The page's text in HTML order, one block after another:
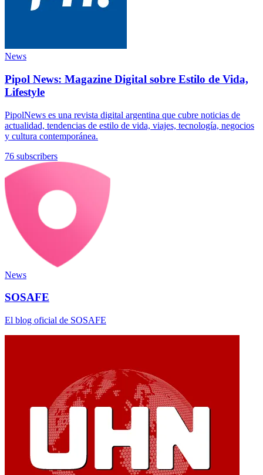
News
Pipol News: Magazine Digital sobre Estilo de Vida,
Lifestyle
PipolNews es una revista digital argentina que cubre noticias de
actualidad, tendencias de estilo de vida, viajes, tecnología, negocios
y cultura contemporánea.
76 subscribers
News
SOSAFE
El blog oficial de SOSAFE